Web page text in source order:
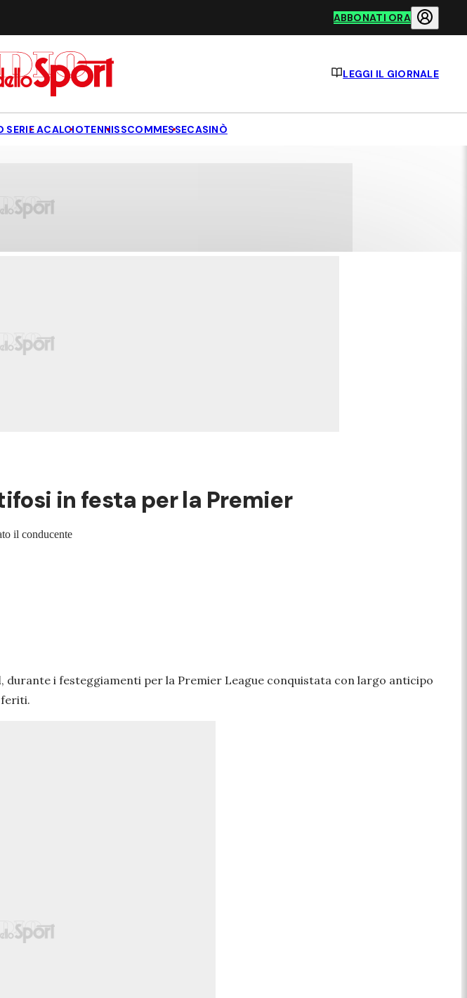
ABBONATI ORA
LEGGI IL GIORNALE
SERIE ACALCIOTENNISSCOMMESSECASINÒ
in festa per la Premier
il conducente
, durante i festeggiamenti per la Premier League conquistata con largo anticipo
feriti.